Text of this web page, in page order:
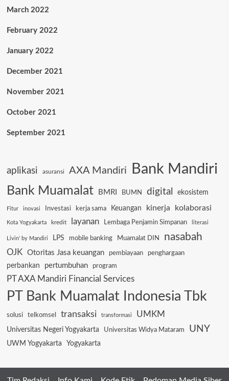
March 2022
February 2022
January 2022
December 2021
November 2021
October 2021
September 2021
aplikasi asuransi AXA Mandiri Bank Mandiri
Bank Muamalat BMRI BUMN digital ekosistem
Fitur inovasi Investasi kerja sama Keuangan kinerja kolaborasi
Kota Yogyakarta kredit layanan Lembaga Penjamin Simpanan literasi
Livin' by Mandiri LPS mobile banking Muamalat DIN nasabah
OJK Otoritas Jasa keuangan pembiayaan
penghargaan
perbankan
pertumbuhan program
PT AXA Mandiri Financial Services
PT Bank Muamalat Indonesia Tbk
solusi telkomsel transaksi transformasi UMKM
Universitas Negeri Yogyakarta Universitas Widya Mataram UNY
UWM Yogyakarta Yogyakarta